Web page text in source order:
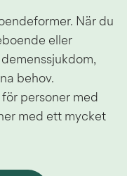
När du
eller
behov.
personer med
med ett mycket